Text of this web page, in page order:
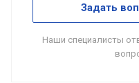
Задать
Наши специалисты